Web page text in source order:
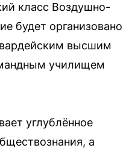
класс Воздушно-
будет организовано
высшим
училищем
углублённое
а